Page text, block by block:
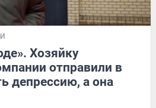
Хозяйку
отправили в
депрессию, а она